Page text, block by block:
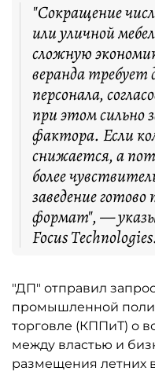
"Сокращение
или уличной
сложную
веранда
персонала,
при этом сильно
фактора. Если
снижается, а
более
заведение
формат", —
Focus Technologies.
"ДП" отправил
промышленной
торговле (КППиТ) о
между властью и
размещения летних